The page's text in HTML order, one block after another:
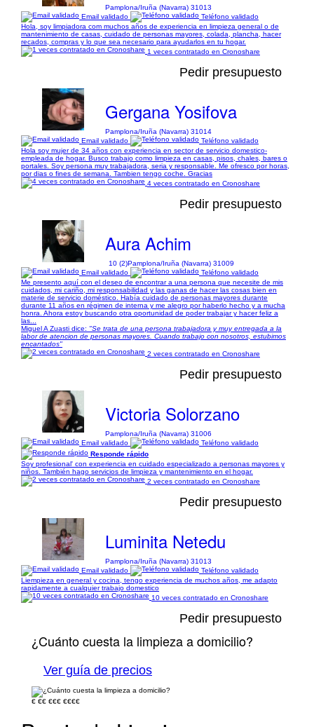
Pamplona/Iruña (Navarra) 31013
Email validado
Teléfono validado
Hola, soy limpiadora com muchos años de experiencia en limpieza general o de
mantenimiento de casas, cuidado de personas mayores, colada, plancha, hacer
recados, compras y lo que sea necesario para ayudarlos en tu hogar.
1 veces contratado en Cronoshare
Pedir presupuesto
Gergana Yosifova
Pamplona/Iruña (Navarra) 31014
Email validado
Teléfono validado
Hola soy mujer de 34 años con experiencia en sector de servicio domestico-
empleada de hogar. Busco trabajo como limpieza en casas, pisos, chales, bares o
portales. Soy persona muy trabajadora, seria y responsable. Me ofresco por horas,
por dias o fines de semana. Tambien tengo coche. Gracias
4 veces contratado en Cronoshare
Pedir presupuesto
Aura Achim
10 (2)Pamplona/Iruña (Navarra) 31009
Email validado
Teléfono validado
Me presento aquí con el deseo de encontrar a una persona que necesite de mis
cuidados, mi cariño, mi responsabilidad y las ganas de hacer las cosas bien en
materie de servicio doméstico. Había cuidado de personas mayores durante
durante 11 años en régimen de interna y me alegro por haberlo hecho y a mucha
honra. Ahora estoy buscando otra oportunidad de poder trabajar y hacer feliz a
las...
Miguel A Zuasti dice: "Se trata de una persona trabajadora y muy entregada a la
labor de atencion de personas mayores. Cuando trabajo con nosotros, estubimos
encantados"
2 veces contratado en Cronoshare
Pedir presupuesto
Victoria Solorzano
Pamplona/Iruña (Navarra) 31006
Email validado
Teléfono validado
Responde rápido
Soy profesional' con experiencia en cuidado especializado a personas mayores y
niños. También hago servicios de limpieza y mantenimiento en el hogar.
2 veces contratado en Cronoshare
Pedir presupuesto
Luminita Netedu
Pamplona/Iruña (Navarra) 31013
Email validado
Teléfono validado
Liempieza en general y cocina, tengo experiencia de muchos años, me adapto
rapidamente a cualquier trabajo domestico
10 veces contratado en Cronoshare
Pedir presupuesto
¿Cuánto cuesta la limpieza a domicilio?
Ver guía de precios
€ €€ €€€ €€€€